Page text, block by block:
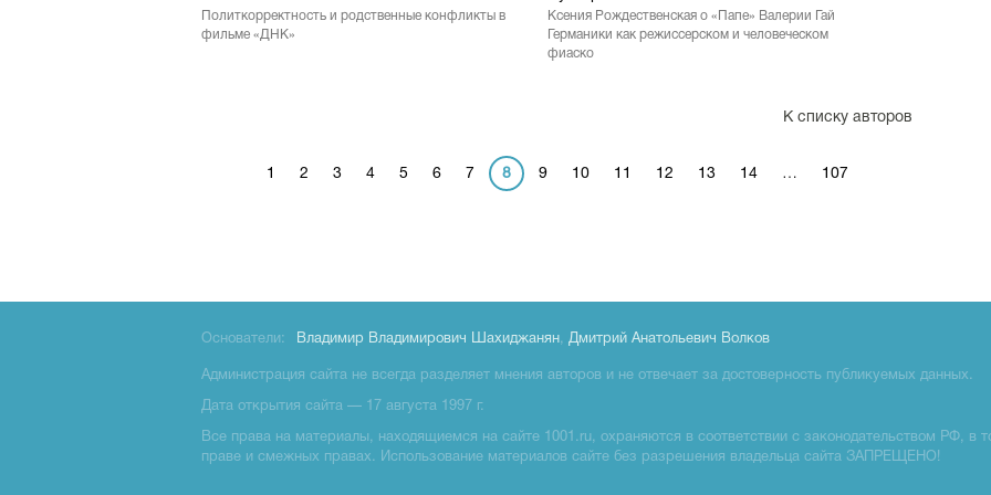
Политкорректность и родственные конфликты в
фильме «ДНК»
Ксения Рождественская о «Папе» Валерии Гай
Германики как режиссерском и человеческом
фиаско
К списку авторов
1 2 3 4 5 6 7 8 9 10 11 12 13 14 … 107
Основатели: Владимир Владимирович Шахиджанян, Дмитрий Анатольевич Волков
Администрация сайта не всегда разделяет мнения авторов и не отвечает за достоверность публикуемых данных.
Дата открытия сайта — 17 августа 1997 г.
Все права на материалы, находящиемся на сайте 1001.ru, охраняются в соответствии с законодательством РФ, в
праве и смежных правах. Использование материалов сайте без разрешения владельца сайта ЗАПРЕЩЕНО!